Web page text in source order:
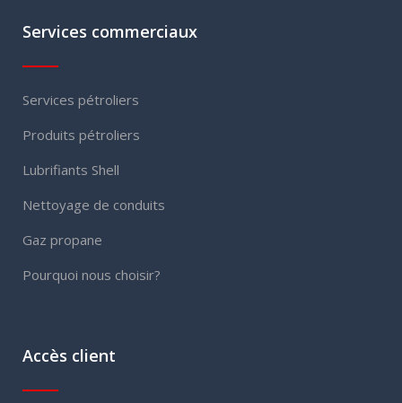
Services commerciaux
Services pétroliers
Produits pétroliers
Lubrifiants Shell
Nettoyage de conduits
Gaz propane
Pourquoi nous choisir?
Accès client